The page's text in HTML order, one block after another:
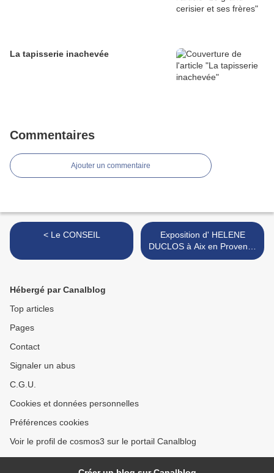
La tapisserie inachevée
Commentaires
Ajouter un commentaire
< Le CONSEIL
Exposition d' HELENE
DUCLOS à Aix en Provence
>
Hébergé par Canalblog
Top articles
Pages
Contact
Signaler un abus
C.G.U.
Cookies et données personnelles
Préférences cookies
Voir le profil de cosmos3 sur le portail Canalblog